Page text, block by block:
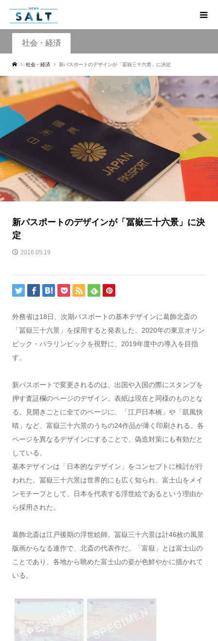
社会・経済
社会・経済 新パスポートのデザインが「冨嶽三十六景」に決定
新パスポートのデザインが「冨嶽三十六景」に決
定
2016.05.19
外務省は18日、次期パスポートの基本デザインに葛飾北斎の
「冨嶽三十六景」を採用すると発表した。2020年の東京オリン
ピック・パラリンピックを視野に、2019年度中の導入を目指
す。
新パスポートで変更されるのは、出国や入国の際にスタンプを
押す査証欄のページのデザイン。表紙は現在と同様のものとな
る。見開きごとに全てのページに、「江戸日本橋」や「凱風快
晴」など、富嶽三十六景のうちの24作品が薄く印刷される。各
ページを異なるデザインにすることで、偽造対策にも有効だと
している。
基本デザインは「日本的なデザイン」をコンセプトに検討が行
われた。冨嶽三十六景は世界的にも広く知られ、富士山をメイ
ンモチーフとして、日本を代表する浮世絵であるという理由か
ら採用された。
葛飾北斎は江戸後期の浮世絵師。冨嶽三十六景は計46枚の風景
版画からなる連作で、北斎の代表作だ。「富嶽」とは富士山の
ことであり、各地から眺めた富士山の姿が色鮮やかに描かれて
いる。